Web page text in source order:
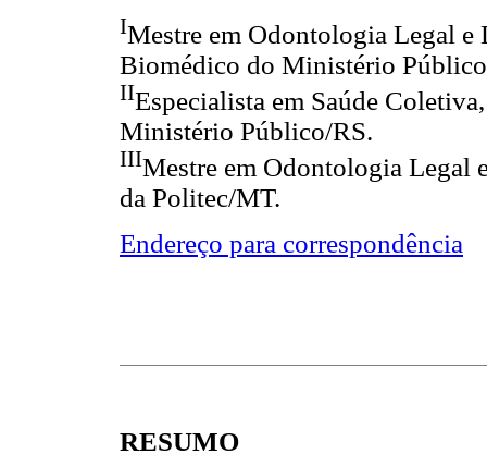
IMestre em Odontologia Legal
Biomédico do Ministério
IIEspecialista em Saúde
Ministério Público/RS.
IIIMestre em Odontologia
da Politec/MT.
Endereço para correspondência
RESUMO